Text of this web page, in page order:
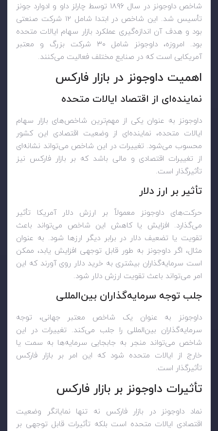
شاخص داوجونز در سال ۱۸۹۶ توسط چارلز داو و ادوارد جونز
تأسیس شد. این شاخص در ابتدا شامل ۱۲ شرکت صنعتی
بود و هدف آن اندازه‌گیری عملکرد بازار سهام ایالات متحده
بود. امروزه، داوجونز شامل ۳۰ شرکت بزرگ و معتبر
آمریکایی است که در صنایع مختلف فعالیت می‌کنند.
اهمیت داوجونز در بازار فارکس
نماینده‌ای از اقتصاد ایالات متحده
داوجونز به عنوان یکی از مهم‌ترین شاخص‌های بازار سهام
ایالات متحده، نماینده‌ای از وضعیت اقتصادی این کشور
محسوب می‌شود. تغییرات در این شاخص می‌تواند نشانه‌ای
از تغییرات اقتصادی و مالی باشد که بر بازار فارکس نیز
تأثیرگذار است.
تأثیر بر ارز دلار
حرکت‌های داوجونز معمولاً بر ارزش دلار آمریکا تأثیر
می‌گذارد. افزایش یا کاهش این شاخص می‌تواند باعث
تقویت یا تضعیف دلار در برابر دیگر ارزها شود. به عنوان
مثال، اگر داوجونز به طور قابل توجهی افزایش یابد، ممکن
است سرمایه‌گذاران بیشتری به خرید دلار روی آورند که این
امر می‌تواند باعث تقویت ارزش دلار شود.
جلب توجه سرمایه‌گذاران بین‌المللی
داوجونز به عنوان یک شاخص معتبر جهانی، توجه
سرمایه‌گذاران بین‌المللی را جلب می‌کند. تغییرات در این
شاخص می‌تواند منجر به جابجایی سرمایه‌ها به سمت یا
خارج از ایالات متحده شود که این امر بر بازار فارکس
تأثیرگذار است.
تأثیرات داوجونز بر بازار فارکس
نماد داوجونز در بازار فارکس نه تنها نمایانگر وضعیت
اقتصادی ایالات متحده است بلکه تأثیرات قابل توجهی بر